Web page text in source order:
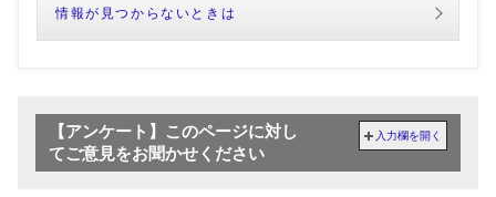
情報が見つからないときは
【アンケート】このページに対し
てご意見をお聞かせください
入力欄を開く